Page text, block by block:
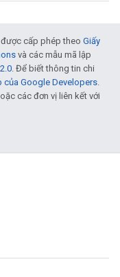
cấp phép theo Giấy
và các mẫu mã lập
. Để biết thông tin chi
của Google Developers.
các đơn vị liên kết với